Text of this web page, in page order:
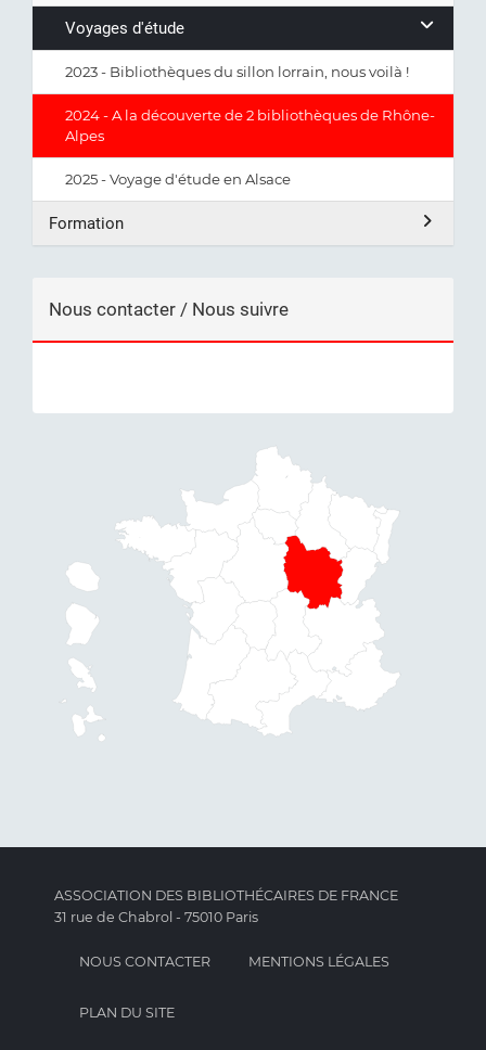
Voyages d'étude
2023 - Bibliothèques du sillon lorrain, nous voilà !
2024 - A la découverte de 2 bibliothèques de Rhône-
Alpes
2025 - Voyage d'étude en Alsace
Formation
Nous contacter / Nous suivre
ASSOCIATION DES BIBLIOTHÉCAIRES DE FRANCE
31 rue de Chabrol - 75010 Paris
NOUS CONTACTER MENTIONS LÉGALES
PLAN DU SITE